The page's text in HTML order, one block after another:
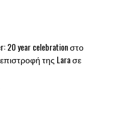
20 year celebration στο
της Lara σε